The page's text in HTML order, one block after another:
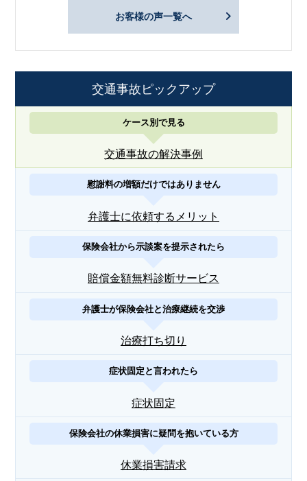
お客様の声一覧へ
交通事故ピックアップ
ケース別で見る
交通事故の解決事例
慰謝料の増額だけではありません
弁護士に依頼するメリット
保険会社から示談案を提示されたら
賠償金額無料診断サービス
弁護士が保険会社と治療継続を交渉
治療打ち切り
症状固定と言われたら
症状固定
保険会社の休業損害に疑問を抱いている方
休業損害請求